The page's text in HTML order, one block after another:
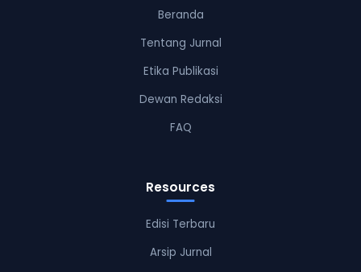
Beranda
Tentang Jurnal
Etika Publikasi
Dewan Redaksi
FAQ
Resources
Edisi Terbaru
Arsip Jurnal